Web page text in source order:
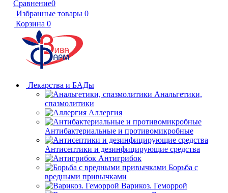
Сравнение0
Избранные товары 0
Корзина 0
Лекарства и БАДы
Анальгетики,
спазмолитики
Аллергия
Антибактериальные и противомикробные
Антисептики и дезинфицирующие средства
Антигрибок
Борьба с
вредными привычками
Варикоз. Геморрой